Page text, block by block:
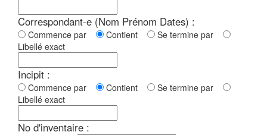
Correspondant-e (Nom Prénom Dates) :
Commence par Contient
Se termine par
Libellé exact
Incipit :
Commence par Contient
Se termine par
Libellé exact
No d'inventaire :